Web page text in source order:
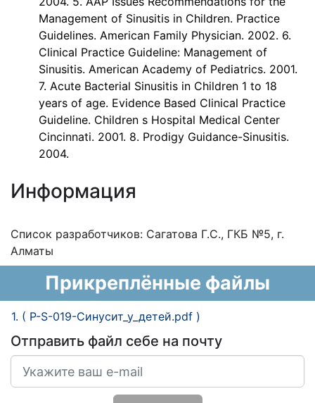
Management of Sinusitis in Children. Practice
Guidelines. American Family Physician. 2002. 6.
Clinical Practice Guideline: Management of
Sinusitis. American Academy of Pediatrics. 2001.
7. Acute Bacterial Sinusitis in Children 1 to 18
years of age. Evidence Based Clinical Practice
Guideline. Children s Hospital Medical Center
Cincinnati. 2001. 8. Prodigy Guidance-Sinusitis.
2004.
Информация
Список разработчиков: Сагатова Г.С., ГКБ №5, г.
Алматы
Прикреплённые файлы
1. ( P-S-019-Синусит_у_детей.pdf )
Отправить файл себе на почту